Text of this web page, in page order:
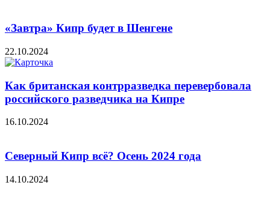
«Завтра» Кипр будет в Шенгене
22.10.2024
Как британская контрразведка перевербовала
российского разведчика на Кипре
16.10.2024
Северный Кипр всё? Осень 2024 года
14.10.2024